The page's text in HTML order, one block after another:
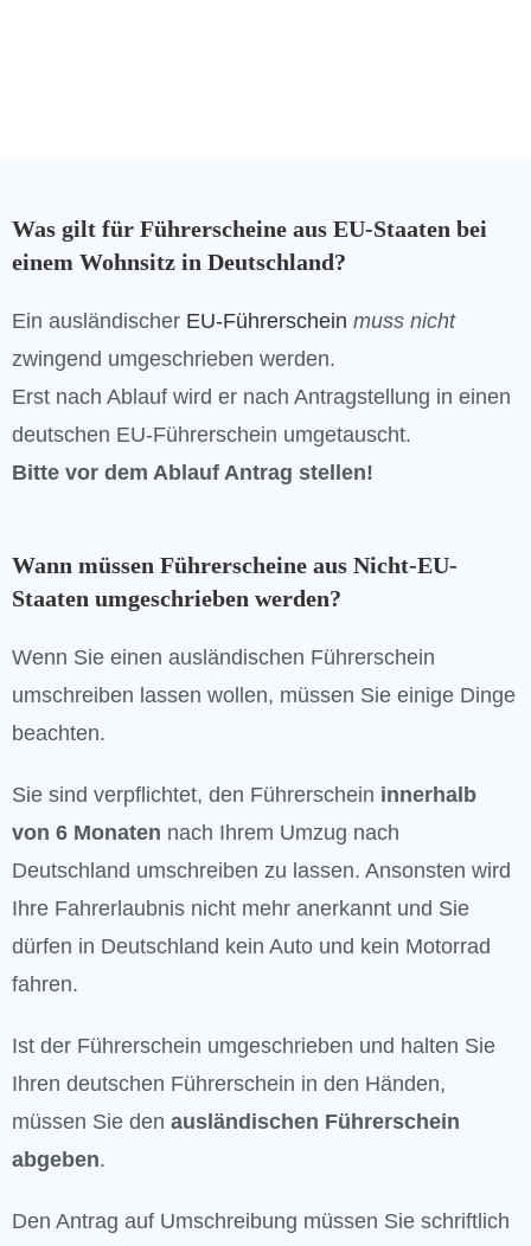
Was gilt für Führerscheine aus EU-Staaten bei
einem Wohnsitz in Deutschland?
Ein ausländischer EU-Führerschein muss nicht
zwingend umgeschrieben werden.
Erst nach Ablauf wird er nach Antragstellung in einen
deutschen EU-Führerschein umgetauscht.
Bitte vor dem Ablauf Antrag stellen!
Wann müssen Führerscheine aus Nicht-EU-
Staaten umgeschrieben werden?
Wenn Sie einen ausländischen Führerschein
umschreiben lassen wollen, müssen Sie einige Dinge
beachten.
Sie sind verpflichtet, den Führerschein innerhalb
von 6 Monaten nach Ihrem Umzug nach
Deutschland umschreiben zu lassen. Ansonsten wird
Ihre Fahrerlaubnis nicht mehr anerkannt und Sie
dürfen in Deutschland kein Auto und kein Motorrad
fahren.
Ist der Führerschein umgeschrieben und halten Sie
Ihren deutschen Führerschein in den Händen,
müssen Sie den ausländischen Führerschein
abgeben.
Den Antrag auf Umschreibung müssen Sie schriftlich